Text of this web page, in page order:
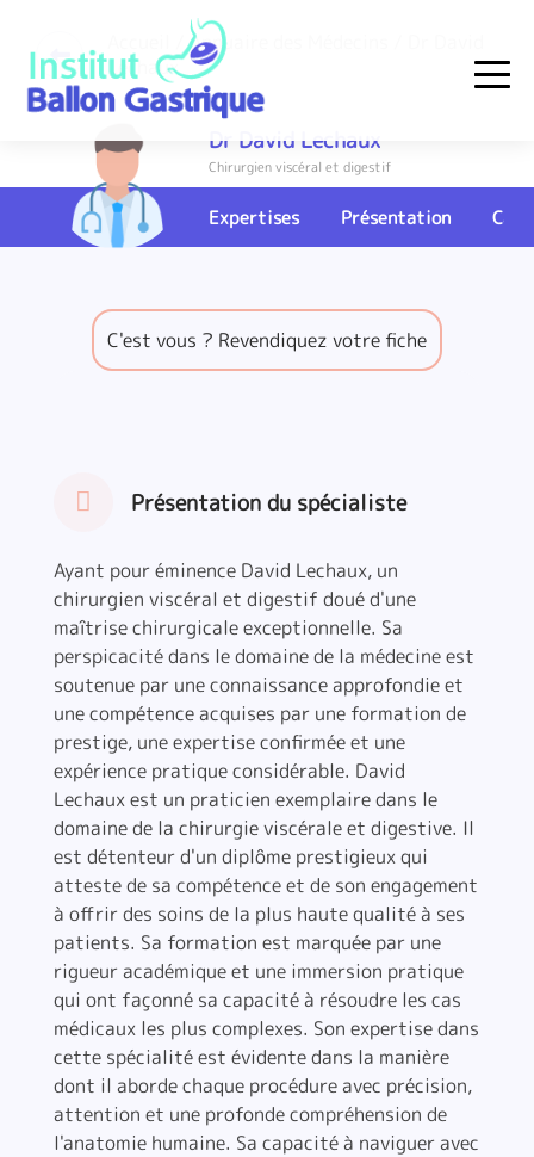
content
Institut Ballon Gastrique
/Annuaire des Médecins
Lechaux
Expertises Présentation
Dr David Lechaux
Chirurgien viscéral et digestif
C'est vous ? Revendiquez votre fiche
Présentation du spécialiste
Ayant pour éminence David Lechaux, un
chirurgien viscéral et digestif doué d'une
maîtrise chirurgicale exceptionnelle. Sa
perspicacité dans le domaine de la médecine est
soutenue par une connaissance approfondie et
une compétence acquises par une formation de
prestige, une expertise confirmée et une
expérience pratique considérable. David
Lechaux est un praticien exemplaire dans le
domaine de la chirurgie viscérale et digestive. Il
est détenteur d'un diplôme prestigieux qui
atteste de sa compétence et de son engagement
à offrir des soins de la plus haute qualité à ses
patients. Sa formation est marquée par une
rigueur académique et une immersion pratique
qui ont façonné sa capacité à résoudre les cas
médicaux les plus complexes. Son expertise dans
cette spécialité est évidente dans la manière
dont il aborde chaque procédure avec précision,
attention et une profonde compréhension de
l'anatomie humaine. Sa capacité à naviguer avec